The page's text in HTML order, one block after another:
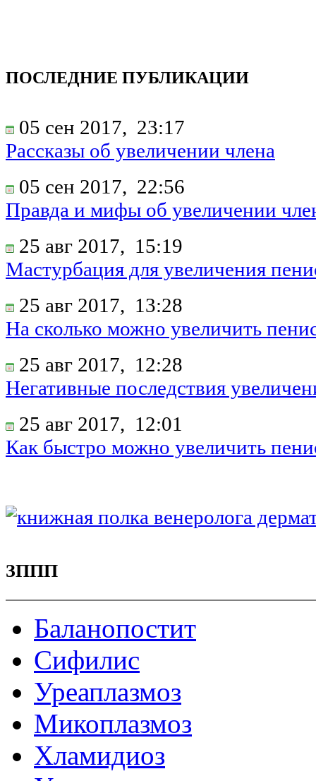
ПОСЛЕДНИЕ ПУБЛИКАЦИИ
05 сен 2017, 23:17
Рассказы об увеличении члена
05 сен 2017, 22:56
Правда и мифы об увеличении
25 авг 2017, 15:19
Мастурбация для увеличения
25 авг 2017, 13:28
На сколько можно увеличить
25 авг 2017, 12:28
Негативные последствия
25 авг 2017, 12:01
Как быстро можно увеличить
ЗППП
Баланопостит
Сифилис
Уреаплазмоз
Микоплазмоз
Хламидиоз